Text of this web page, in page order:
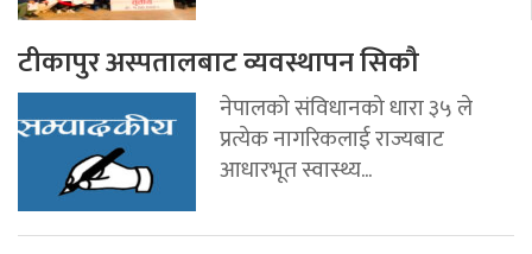
टीकापुर अस्पतालबाट व्यवस्थापन सिकौ
नेपालको संविधानको धारा ३५ ले
प्रत्येक नागरिकलाई राज्यबाट
आधारभूत स्वास्थ्य...